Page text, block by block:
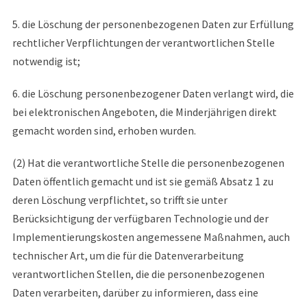
5. die Löschung der personenbezogenen Daten zur Erfüllung
rechtlicher Verpflichtungen der verantwortlichen Stelle
notwendig ist;
6. die Löschung personenbezogener Daten verlangt wird, die
bei elektronischen Angeboten, die Minderjährigen direkt
gemacht worden sind, erhoben wurden.
(2) Hat die verantwortliche Stelle die personenbezogenen
Daten öffentlich gemacht und ist sie gemäß Absatz 1 zu
deren Löschung verpflichtet, so trifft sie unter
Berücksichtigung der verfügbaren Technologie und der
Implementierungskosten angemessene Maßnahmen, auch
technischer Art, um die für die Datenverarbeitung
verantwortlichen Stellen, die die personenbezogenen
Daten verarbeiten, darüber zu informieren, dass eine